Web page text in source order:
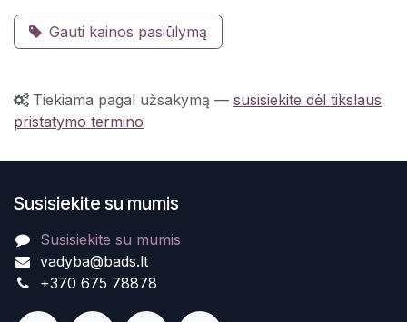
Gauti kainos pasiūlymą
Tiekiama pagal užsakymą — susisiekite dėl tikslaus
pristatymo termino
Susisiekite su mumis
Susisiekite su mumis
vadyba@bads.lt
+370 675 78878